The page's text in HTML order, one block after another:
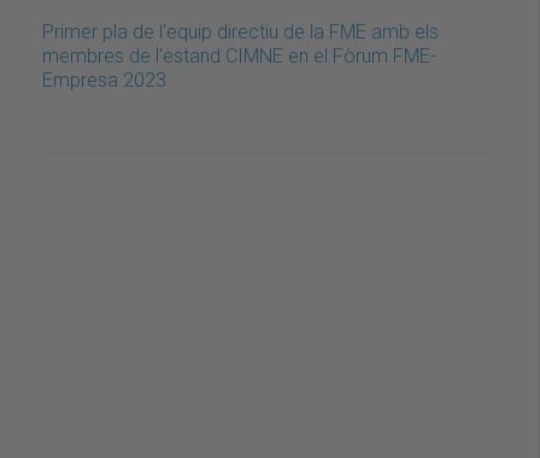
Primer pla de l'equip directiu de la FME amb els
membres de l'estand CIMNE en el Fòrum FME-
Empresa 2023